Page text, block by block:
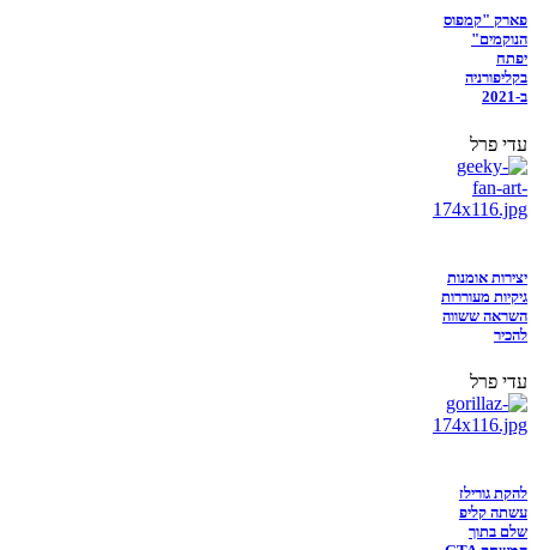
פארק "קמפוס
הנוקמים"
יפתח
בקליפורניה
ב-2021
עדי פרל
יצירות אומנות
גיקיות מעוררות
השראה ששווה
להכיר
עדי פרל
להקת גורילז
עשתה קליפ
שלם בתוך